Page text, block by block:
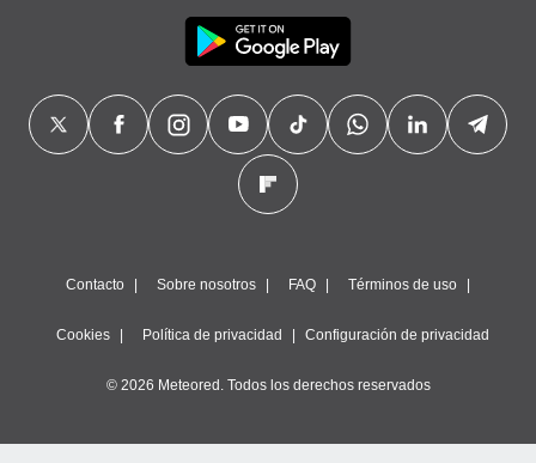
Contacto Sobre nosotros FAQ Términos de uso
Cookies Política de privacidad Configuración de privacidad
© 2026 Meteored. Todos los derechos reservados